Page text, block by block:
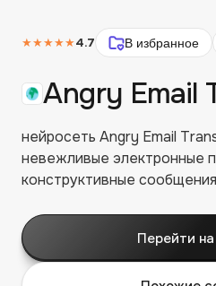
★★★★★4.7 В избранное
Angry Email
нейросеть Angry Email
невежливые электронные
конструктивные
Перейти